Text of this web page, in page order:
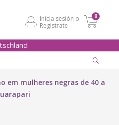
Inicia sesión o
Regístrate
0
em mulheres negras de 40 a